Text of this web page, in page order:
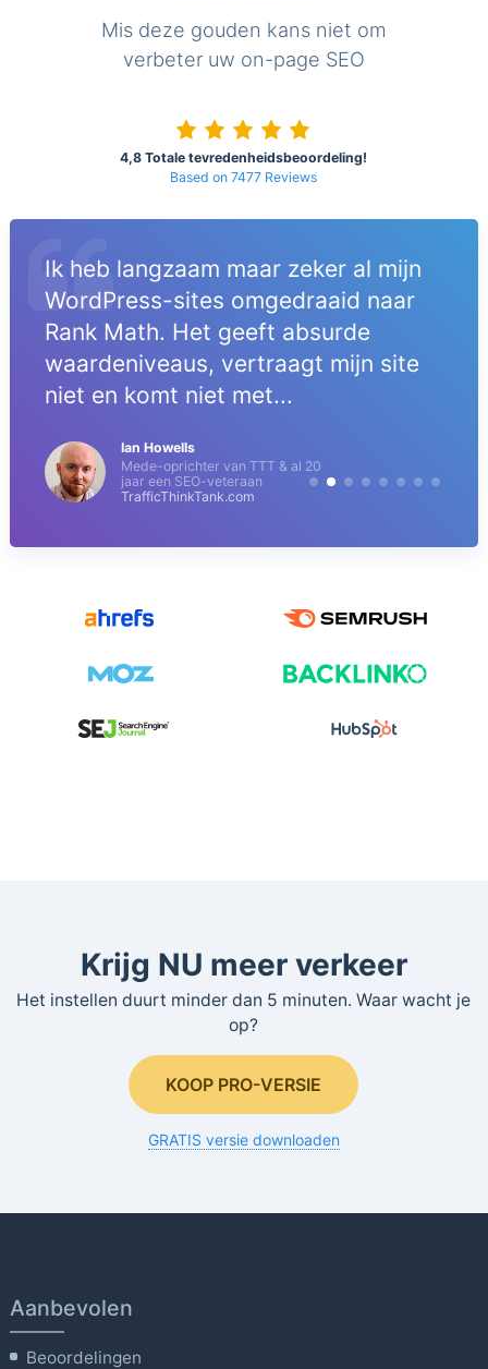
Mis deze gouden kans niet om
verbeter uw on-page SEO
4,8 Totale tevredenheidsbeoordeling!
Based on 7477 Reviews
Ik heb langzaam maar zeker al mijn
WordPress-sites omgedraaid naar
Rank Math. Het geeft absurde
waardeniveaus, vertraagt mijn site
niet en komt niet met...
Ian Howells
Mede-oprichter van TTT & al 20
jaar een SEO-veteraan
TrafficThinkTank.com
Krijg NU meer verkeer
Het instellen duurt minder dan 5 minuten. Waar wacht je
op?
KOOP PRO-VERSIE
GRATIS versie downloaden
Aanbevolen
Beoordelingen